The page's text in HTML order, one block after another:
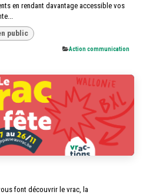
en rendant davantage accessible vos
public
​Action communication
font découvrir le vrac, la